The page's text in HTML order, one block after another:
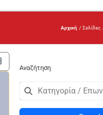
Αρχική Σελίδες
Αναζήτηση